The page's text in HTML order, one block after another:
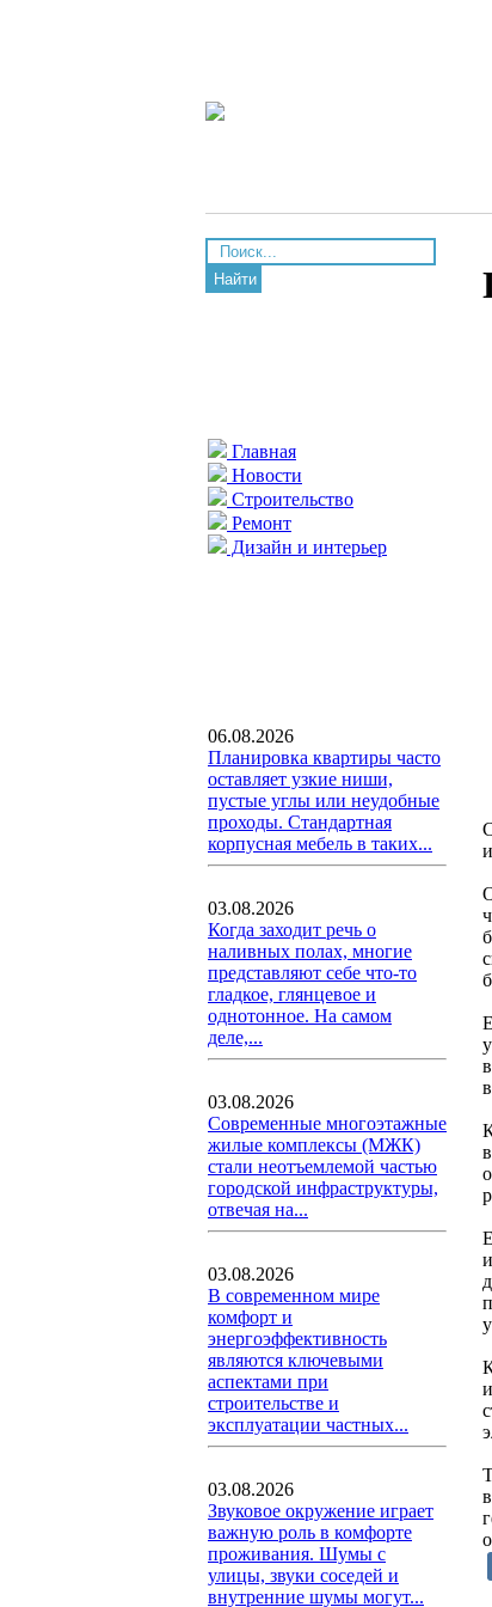
Найти
Главная
Новости
Строительство
Ремонт
Дизайн и интерьер
06.08.2026
Планировка квартиры часто
оставляет узкие ниши,
пустые углы или неудобные
проходы. Стандартная
корпусная мебель в таких...
03.08.2026
Когда заходит речь о
наливных полах, многие
представляют себе что-то
гладкое, глянцевое и
однотонное. На самом
деле,...
03.08.2026
Современные многоэтажные
жилые комплексы (МЖК)
стали неотъемлемой частью
городской инфраструктуры,
отвечая на...
03.08.2026
В современном мире
комфорт и
энергоэффективность
являются ключевыми
аспектами при
строительстве и
эксплуатации частных...
03.08.2026
Звуковое окружение играет
важную роль в комфорте
проживания. Шумы с
улицы, звуки соседей и
внутренние шумы могут...